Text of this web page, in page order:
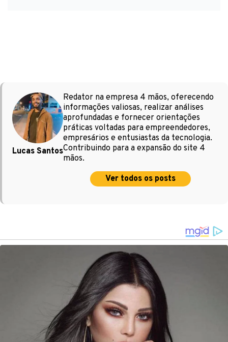
Lucas Santos
Redator na empresa 4 mãos, oferecendo
informações valiosas, realizar análises
aprofundadas e fornecer orientações
práticas voltadas para empreendedores,
empresários e entusiastas da tecnologia.
Contribuindo para a expansão do site 4
mãos.
Ver todos os posts